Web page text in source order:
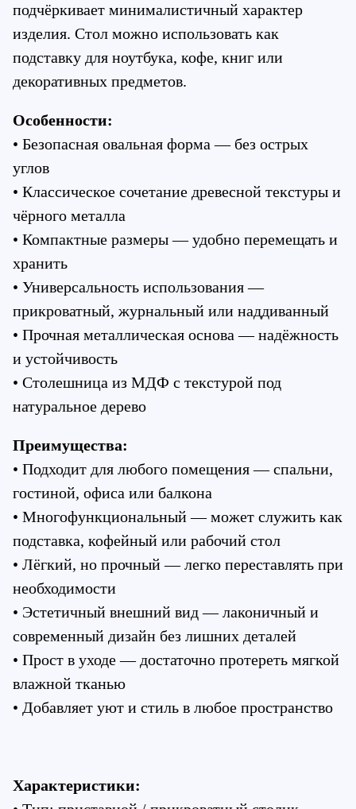
подчёркивает минималистичный характер
изделия. Стол можно использовать как
подставку для ноутбука, кофе, книг или
декоративных предметов.
Особенности:
• Безопасная овальная форма — без острых
углов
• Классическое сочетание древесной текстуры и
чёрного металла
• Компактные размеры — удобно перемещать и
хранить
• Универсальность использования —
прикроватный, журнальный или наддиванный
• Прочная металлическая основа — надёжность
и устойчивость
• Столешница из МДФ с текстурой под
натуральное дерево
Преимущества:
• Подходит для любого помещения — спальни,
гостиной, офиса или балкона
• Многофункциональный — может служить как
подставка, кофейный или рабочий стол
• Лёгкий, но прочный — легко переставлять при
необходимости
• Эстетичный внешний вид — лаконичный и
современный дизайн без лишних деталей
• Прост в уходе — достаточно протереть мягкой
влажной тканью
• Добавляет уют и стиль в любое пространство
Характеристики: